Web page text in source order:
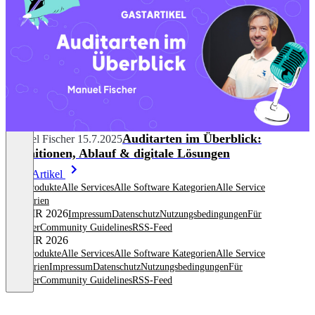
Manuel Fischer 15.7.2025Auditarten im Überblick:
Definitionen, Ablauf & digitale Lösungen
Mehr Artikel
Alle ProdukteAlle ServicesAlle Software KategorienAlle Service
Kategorien
© OMR 2026ImpressumDatenschutzNutzungsbedingungenFür
AnbieterCommunity GuidelinesRSS-Feed
© OMR 2026
Alle ProdukteAlle ServicesAlle Software KategorienAlle Service
KategorienImpressumDatenschutzNutzungsbedingungenFür
AnbieterCommunity GuidelinesRSS-Feed